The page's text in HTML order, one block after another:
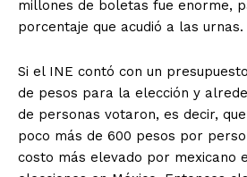
millones de boletas fue enorme,
porcentaje que acudió a las urnas.
Si el INE contó con un
de pesos para la elección y
de personas votaron, es decir,
poco más de 600 pesos por
costo más elevado por mexicano